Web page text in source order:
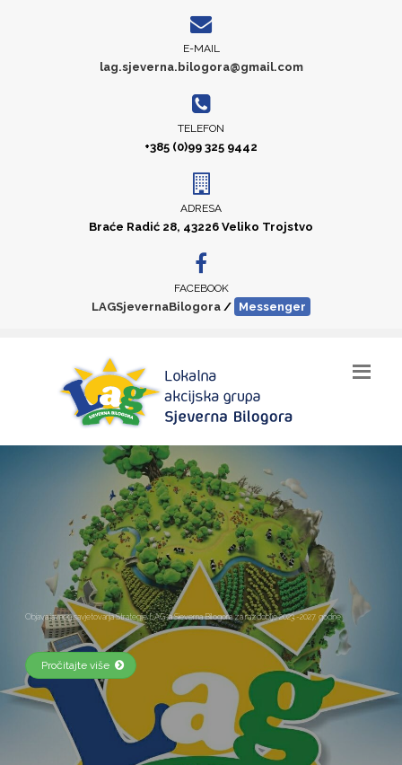
E-MAIL
lag.sjeverna.bilogora@gmail.com
TELEFON
+385 (0)99 325 9442
ADRESA
Braće Radić 28, 43226 Veliko Trojstvo
FACEBOOK
LAGSjevernaBilogora / Messenger
Upoznajmo područje LAG-a Sjeverna Bilogora
Pročitajte više